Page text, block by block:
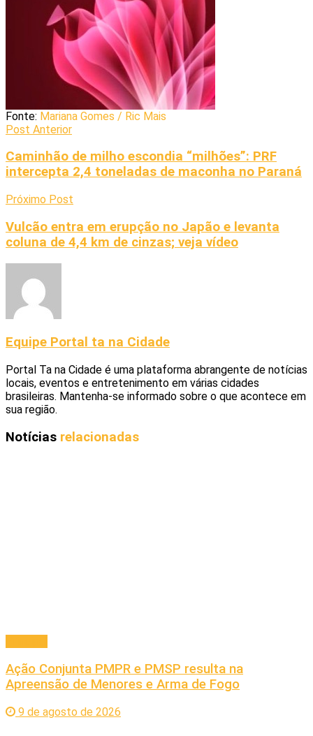
Fonte: Mariana Gomes / Ric Mais
Post Anterior
Caminhão de milho escondia “milhões”: PRF
intercepta 2,4 toneladas de maconha no Paraná
Próximo Post
Vulcão entra em erupção no Japão e levanta
coluna de 4,4 km de cinzas; veja vídeo
Equipe Portal ta na Cidade
Portal Ta na Cidade é uma plataforma abrangente de notícias
locais, eventos e entretenimento em várias cidades
brasileiras. Mantenha-se informado sobre o que acontece em
sua região.
Notícias relacionadas
Ação Conjunta PMPR e PMSP resulta na
Apreensão de Menores e Arma de Fogo
9 de agosto de 2026